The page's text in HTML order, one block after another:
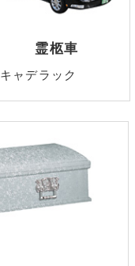
霊柩車
キャデラック